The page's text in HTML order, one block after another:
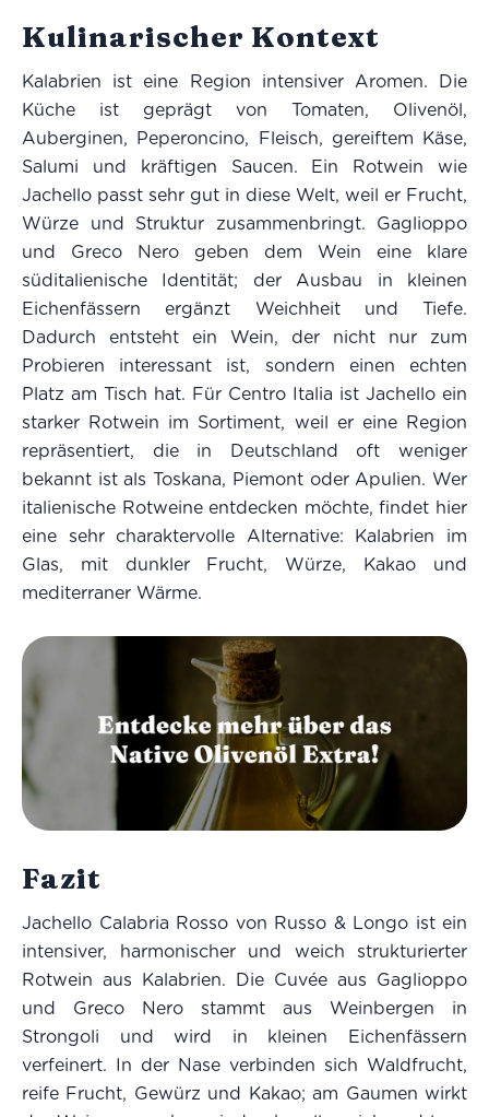
Kulinarischer Kontext
Kalabrien ist eine Region intensiver Aromen. Die
Küche ist geprägt von Tomaten, Olivenöl,
Auberginen, Peperoncino, Fleisch, gereiftem Käse,
Salumi und kräftigen Saucen. Ein Rotwein wie
Jachello passt sehr gut in diese Welt, weil er Frucht,
Würze und Struktur zusammenbringt. Gaglioppo
und Greco Nero geben dem Wein eine klare
süditalienische Identität; der Ausbau in kleinen
Eichenfässern ergänzt Weichheit und Tiefe.
Dadurch entsteht ein Wein, der nicht nur zum
Probieren interessant ist, sondern einen echten
Platz am Tisch hat. Für Centro Italia ist Jachello ein
starker Rotwein im Sortiment, weil er eine Region
repräsentiert, die in Deutschland oft weniger
bekannt ist als Toskana, Piemont oder Apulien. Wer
italienische Rotweine entdecken möchte, findet hier
eine sehr charaktervolle Alternative: Kalabrien im
Glas, mit dunkler Frucht, Würze, Kakao und
mediterraner Wärme.
Fazit
Jachello Calabria Rosso von Russo & Longo ist ein
intensiver, harmonischer und weich strukturierter
Rotwein aus Kalabrien. Die Cuvée aus Gaglioppo
und Greco Nero stammt aus Weinbergen in
Strongoli und wird in kleinen Eichenfässern
verfeinert. In der Nase verbinden sich Waldfrucht,
reife Frucht, Gewürz und Kakao; am Gaumen wirkt